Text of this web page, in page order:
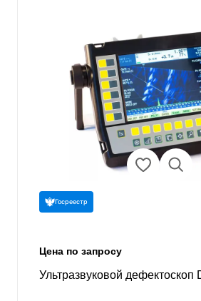
Госреестр
Цена по запросу
Ультразвуковой дефектоскоп